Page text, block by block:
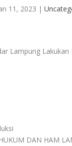
11, 2023 |
DAN HAM